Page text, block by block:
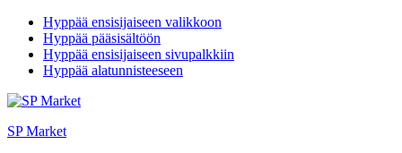
Hyppää ensisijaiseen valikkoon
Hyppää pääsisältöön
Hyppää ensisijaiseen sivupalkkiin
Hyppää alatunnisteeseen
SP Market